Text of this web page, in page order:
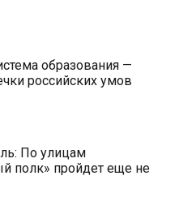
образования —
российских умов
По улицам
полк» пройдет еще не